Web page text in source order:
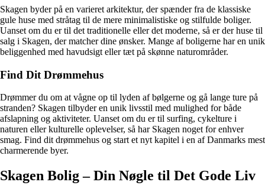
Skagen byder på en varieret arkitektur, der spænder fra de klassiske
gule huse med stråtag til de mere minimalistiske og stilfulde boliger.
Uanset om du er til det traditionelle eller det moderne, så er der huse til
salg i Skagen, der matcher dine ønsker. Mange af boligerne har en unik
beliggenhed med havudsigt eller tæt på skønne naturområder.
Find Dit Drømmehus
Drømmer du om at vågne op til lyden af bølgerne og gå lange ture på
stranden? Skagen tilbyder en unik livsstil med mulighed for både
afslapning og aktiviteter. Uanset om du er til surfing, cykelture i
naturen eller kulturelle oplevelser, så har Skagen noget for enhver
smag. Find dit drømmehus og start et nyt kapitel i en af Danmarks mest
charmerende byer.
Skagen Bolig – Din Nøgle til Det Gode Liv